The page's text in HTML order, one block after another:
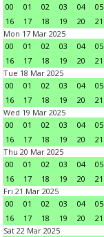
00
01 02 03 04 05
16
17 18 19 20 21
Mon 17 Mar 2025
00
01 02 03 04 05
16
17 18 19 20 21
Tue 18 Mar 2025
00
01 02 03 04 05
16
17 18 19 20 21
Wed 19 Mar 2025
00
01 02 03 04 05
16
17 18 19 20 21
Thu 20 Mar 2025
00
01 02 03 04 05
16
17 18 19 20 21
Fri 21 Mar 2025
00
01 02 03 04 05
16
17 18 19 20 21
Sat 22 Mar 2025